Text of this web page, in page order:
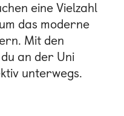
eine Vielzahl
das moderne
Mit den
an der Uni
unterwegs.